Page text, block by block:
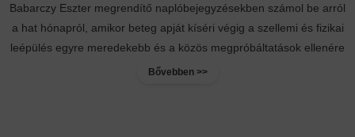
Babarczy Eszter megrendítő naplóbejegyzésekben számol be arról
a hat hónapról, amikor beteg apját kíséri végig a szellemi és fizikai
leépülés egyre meredekebb és a közös megpróbáltatások ellenére
is...
Bővebben >>